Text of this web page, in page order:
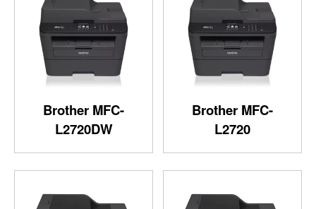
Brother MFC-
L2720
Brother MFC-
L2720DW